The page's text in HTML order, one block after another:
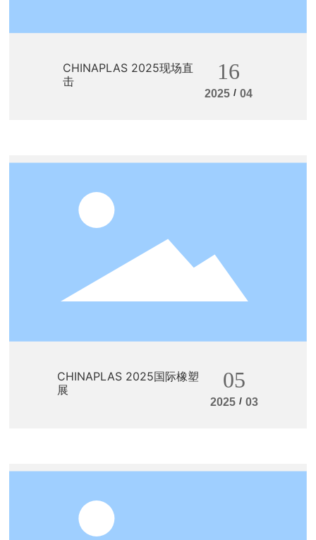
CHINAPLAS 2025现场直
击
16
2025 / 04
CHINAPLAS 2025国际橡塑
展
05
2025 / 03